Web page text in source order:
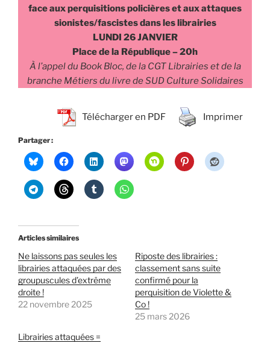
face aux perquisitions policières et aux attaques
sionistes/fascistes dans les librairies
LUNDI 26 JANVIER
Place de la République – 20h
À l’appel du Book Bloc, de la CGT Librairies et de la
branche Métiers du livre de SUD Culture Solidaires
Télécharger en PDF Imprimer
Partager :
Articles similaires
Ne laissons pas seules les
librairies attaquées par des
groupuscules d’extrême
droite !
22 novembre 2025
Riposte des librairies :
classement sans suite
confirmé pour la
perquisition de Violette &
Co !
25 mars 2026
Librairies attaquées =